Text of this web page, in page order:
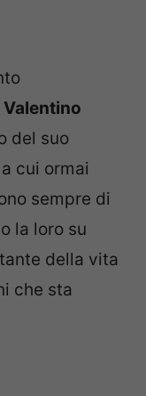
Valentino
del suo
a cui ormai
sempre di
la loro su
della vita
che sta